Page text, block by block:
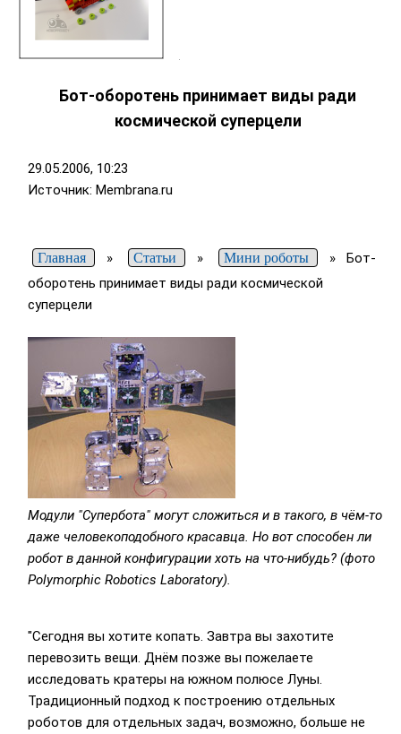
Бот-оборотень принимает виды ради
космической суперцели
29.05.2006, 10:23
Источник: Membrana.ru
Главная » Статьи » Мини роботы » Бот-
оборотень принимает виды ради космической
суперцели
Модули "Супербота" могут сложиться и в такого, в чём-то
даже человекоподобного красавца. Но вот способен ли
робот в данной конфигурации хоть на что-нибудь? (фото
Polymorphic Robotics Laboratory).
"Сегодня вы хотите копать. Завтра вы захотите
перевозить вещи. Днём позже вы пожелаете
исследовать кратеры на южном полюсе Луны.
Традиционный подход к построению отдельных
роботов для отдельных задач, возможно, больше не